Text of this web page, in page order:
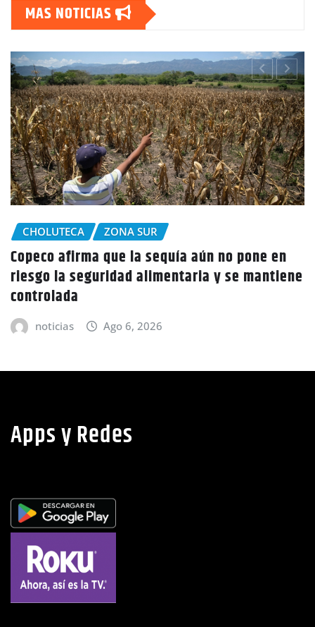
MAS NOTICIAS
CHOLUTECA
Policía Nacional desaloja a campesinos de
tierras en El Tulito, Choluteca
noticias
Apps y Redes